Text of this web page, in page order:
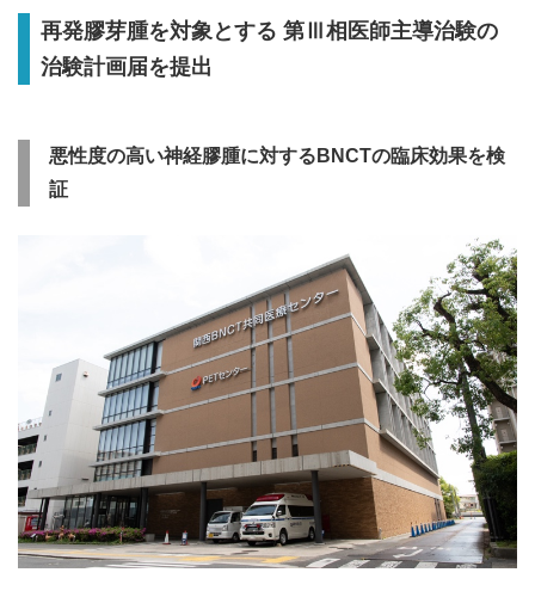
再発膠芽腫を対象とする 第Ⅲ相医師主導治験の
治験計画届を提出
悪性度の高い神経膠腫に対する BNCTの臨床効果を検
証